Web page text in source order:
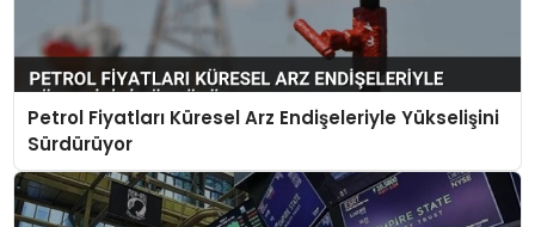
Petrol Fiyatları Küresel Arz Endişeleriyle Yükselişini
Sürdürüyor